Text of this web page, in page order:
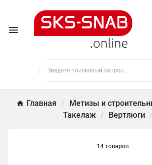

Главная
Метизы и
Такелаж
Вертлюги
14 товаров